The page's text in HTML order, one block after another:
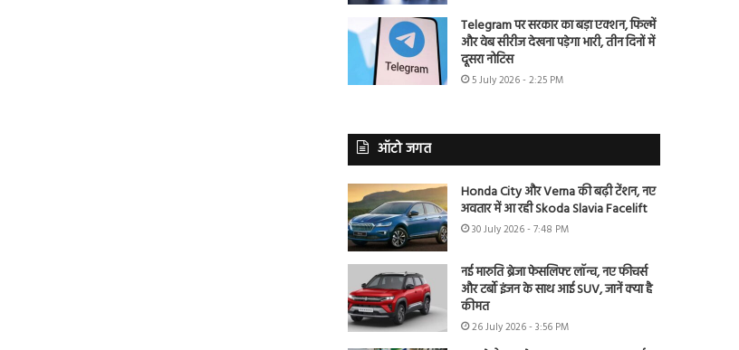
Telegram पर सरकार का बड़ा एक्शन, फिल्में
और वेब सीरीज देखना पड़ेगा भारी, तीन दिनों में
दूसरा नोटिस
5 July 2026 - 2:25 PM
ऑटो जगत
Honda City और Verna की बढ़ी टेंशन, नए
अवतार में आ रही Skoda Slavia Facelift
30 July 2026 - 7:48 PM
नई मारुति ब्रेजा फेसलिफ्ट लॉन्च, नए फीचर्स
और टर्बो इंजन के साथ आई SUV, जानें क्या है
कीमत
26 July 2026 - 3:56 PM